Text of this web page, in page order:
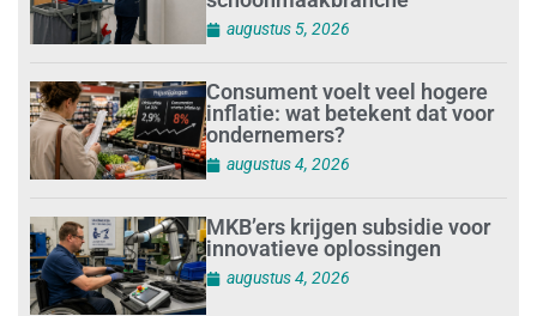
augustus 5, 2026
Consument voelt veel hogere
inflatie: wat betekent dat voor
ondernemers?
augustus 4, 2026
MKB’ers krijgen subsidie voor
innovatieve oplossingen
augustus 4, 2026